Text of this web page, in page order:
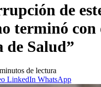
de
terminó con
de Salud”
de lectura
LinkedIn WhatsApp